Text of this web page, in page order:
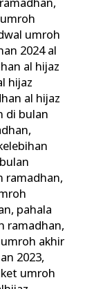
,
umroh
2024 al
al hijaz
hijaz
al hijaz
di bulan
,
ramadhan,
, pahala
ramadhan,
akhir
2023,
umroh